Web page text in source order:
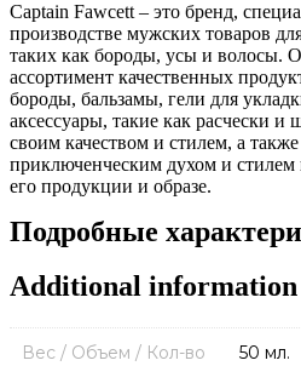
Captain Fawcett – это бренд,
производстве мужских товаров
таких как бороды, усы и волосы.
ассортимент качественных
бороды, бальзамы, гели для
аксессуары, такие как расчески и
своим качеством и стилем, а
приключенческим духом и стилем
его продукции и образе.
Подробные
Additional information
Вес / Объем / Кол-во 50 мл.